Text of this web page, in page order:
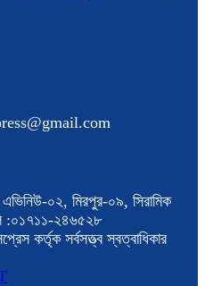
০২, মিরপুর-০৯, সিরামিক
:০১৭১১-২৪৬৫২৮
কর্তৃক সর্বসত্ত্ব স্বত্বাধিকার